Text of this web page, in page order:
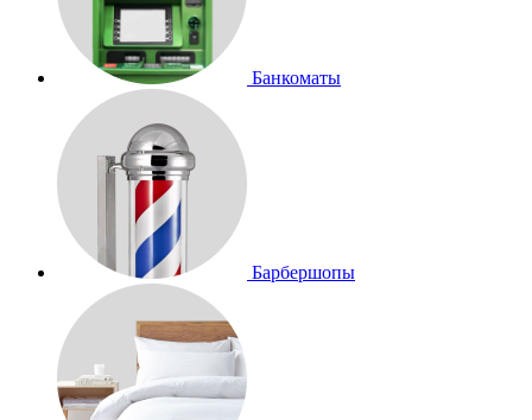
Банкоматы
Барбершопы